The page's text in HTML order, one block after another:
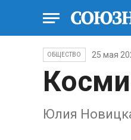
ОБЩЕСТВО 25 мая
Юлия